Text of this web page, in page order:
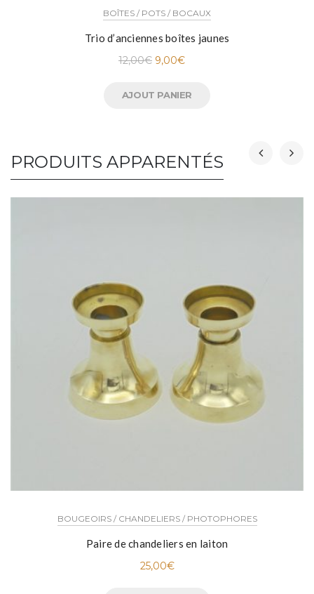
BOÎTES / POTS / BOCAUX
Trio d’anciennes boîtes jaunes
12,00€ 9,00€
AJOUT PANIER
PRODUITS APPARENTÉS
BOUGEOIRS / CHANDELIERS / PHOTOPHORES
Paire de chandeliers en laiton
25,00€